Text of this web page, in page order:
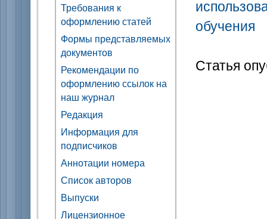
Требования к
оформлению статей
Формы представляемых
документов
Рекомендации по
оформлению ссылок на
наш журнал
Редакция
Информация для
подписчиков
Аннотации номера
Список авторов
Выпуски
Лицензионное
обучения
Статья